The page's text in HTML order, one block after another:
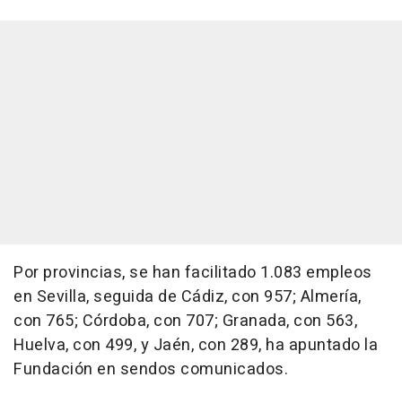
Por provincias, se han facilitado 1.083 empleos
en Sevilla, seguida de Cádiz, con 957; Almería,
con 765; Córdoba, con 707; Granada, con 563,
Huelva, con 499, y Jaén, con 289, ha apuntado la
Fundación en sendos comunicados.